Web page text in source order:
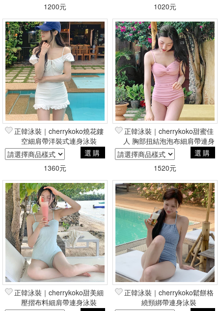
1200元
1020元
正韓泳裝｜cherrykoko燒花鏤
空細肩帶洋裝式連身泳裝
選購
1360元
正韓泳裝｜cherrykoko甜蜜佳
人 胸部扭結泡泡布細肩帶連身
洋裝
選購
1520元
正韓泳裝｜cherrykoko甜美細
壓摺布料細肩帶連身泳裝
正韓泳裝｜cherrykoko鬆餅格
繞頸綁帶連身泳裝